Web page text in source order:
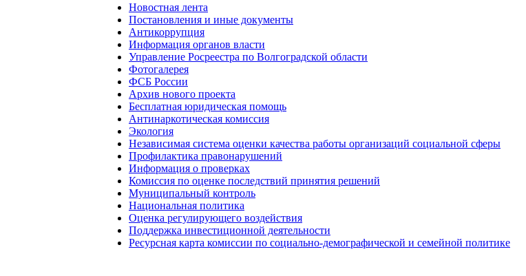
Новостная лента
Постановления и иные документы
Антикоррупция
Информация органов власти
Управление Росреестра по Волгоградской области
Фотогалерея
ФСБ России
Архив нового проекта
Бесплатная юридическая помощь
Антинаркотическая комиссия
Экология
Независимая система оценки качества работы организаций социальной сферы
Профилактика правонарушений
Информация о проверках
Комиссия по оценке последствий принятия решений
Муниципальный контроль
Национальная политика
Оценка регулирующего воздействия
Поддержка инвестиционной деятельности
Ресурсная карта комиссии по социально-демографической и семейной политике